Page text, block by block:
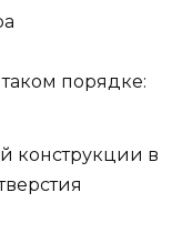
порядке:
конструкции в